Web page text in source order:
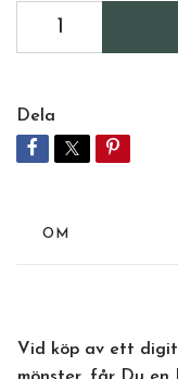
Dela
OM
Vid köp av ett